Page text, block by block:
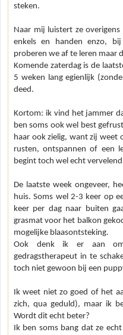
steken.
Naar mij luistert ze
enkels en handen enzo,
proberen we af te leren maar
Komende zaterdag is de
5 weken lang egienlijk
deed.
Kortom: ik vind het jammer
ben soms ook wel best
haar ook zielig, want zij weet
rusten, ontspannen of een
begint toch wel echt
De laatste week ongeveer,
huis. Soms wel 2-3 keer op
keer per dag naar buiten
grasmat voor het balkon
mogelijke blaasontsteking.
Ook denk ik er aan om
gedragstherapeut in te
toch niet gewoon bij een
Ik weet niet zo goed of het
zich, qua geduld), maar ik
Wordt dit echt beter?
Ik ben soms bang dat ze